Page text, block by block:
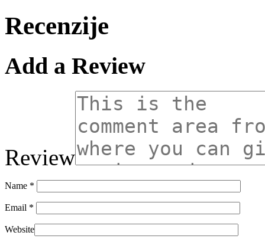
Recenzije
Add a Review
Review
Name *
Email *
Website